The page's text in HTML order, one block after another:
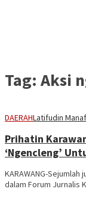
Tag: Aksi
DAERAHLatifudin Manaf
Prihatin
‘Ngencleng’
KARAWANG-
dalam Forum Jurnalis